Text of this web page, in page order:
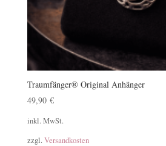
Traumfänger® Original Anhänger
49,90 €
inkl. MwSt.
zzgl. Versandkosten